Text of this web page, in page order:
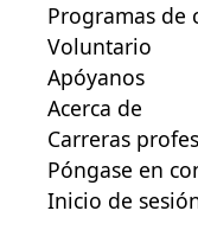
Programas de
Voluntario
Apóyanos
Acerca de
Carreras
Póngase en
Inicio de